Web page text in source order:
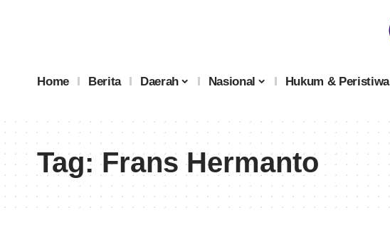
Home Berita Daerah Nasional Hukum & Peristiwa
Tag:Frans Hermanto